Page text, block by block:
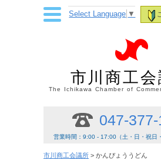
Select Language ▼
市川商工会
The Ichikawa Chamber of
047-
営業時間：9:00 - 17:00（土・日・祝日
市川商工会議所 > かんぴょううどん